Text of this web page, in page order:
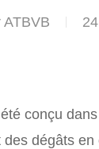
ATBVB
conçu
dégâts